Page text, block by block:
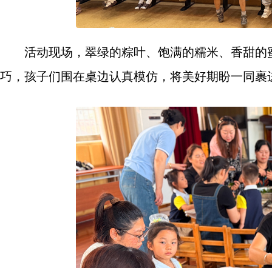
活动现场，翠绿的粽叶、饱满的糯米、香甜
巧，孩子们围在桌边认真模仿，将美好期盼一同裹